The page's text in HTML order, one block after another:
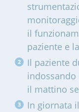
il
paziente e
Il paziente
indossando
il mattino
In giornata